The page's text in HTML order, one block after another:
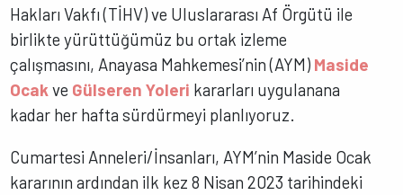
Hakları Vakfı (TİHV) ve Uluslararası Af Örgütü ile
birlikte yürüttüğümüz bu ortak izleme
çalışmasını, Anayasa Mahkemesi’nin (AYM) Maside
Ocak ve Gülseren Yoleri kararları uygulanana
kadar her hafta sürdürmeyi planlıyoruz.
Cumartesi Anneleri/İnsanları, AYM’nin Maside Ocak
kararının ardından ilk kez 8 Nisan 2023 tarihindeki